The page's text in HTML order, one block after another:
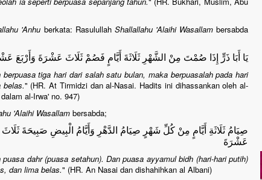
'Anhu berkata: Rasulullah Shallallahu 'Alaihi Wasallambersabda
يَا أَبَا ذَرٍّ إِذَا صُمْتَ مِنْ الشَّهْرِ ثَلَاثَةَ أَيَّامٍ فَصُمْ ثَلَاثَ عَشْرَةَ
tiga hari dari salah satu bulan, maka berpuasalah pada hari
" (HR. At Tirmidzi dan al-Nasai. Hadits ini dihassankan oleh al-
al-Irwa' no. 947)
'Alaihi Wasallam bersabda;
صِيَامُ ثَلَاثَةِ أَيَّامٍ مِنْ كُلِّ شَهْرٍ صِيَامُ الدَّهْرِ وَأَيَّامُ الْبِيضِ صَبِيحَةَ
عَشْرَةَ
dahr (puasa setahun). Dan puasa ayyamul bidh (hari-hari putih)
dan lima belas." (HR. An Nasai dan dishahihkan al Albani)